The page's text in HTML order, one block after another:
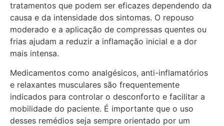
tratamentos que podem ser eficazes dependendo da
causa e da intensidade dos sintomas. O repouso
moderado e a aplicação de compressas quentes ou
frias ajudam a reduzir a inflamação inicial e a dor
mais intensa.
Medicamentos como analgésicos, anti-inflamatórios
e relaxantes musculares são frequentemente
indicados para controlar o desconforto e facilitar a
mobilidade do paciente. É importante que o uso
desses remédios seja sempre orientado por um